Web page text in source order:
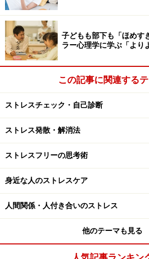
ただくことができます。
「カラー・ビジョン・サークル」――12
「気になっている色」のエリアを指でな
で、最近の自分が「気になっている
つくらいの丸の場所）を指でなぞ
「気になっている色」に気づくヒン
の項目を参考にされてもいいでしょう
・何となく、そのエリアの色相から目
とが増えている
・「好きな色」ではないのに、なぜか
・小物やインテリアに、この色相の
とが増えた
子どもも部下も「ほめす
ラー心理学に学ぶ「より
この記事に関連する
ストレスチェック・自己診断
ストレス発散・解消法
ストレスフリーの思考術
身近な人のストレスケア
人間関係・人付き合いのストレス
他のテーマも見る